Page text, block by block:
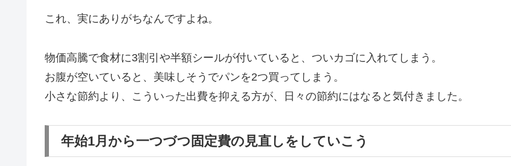
これ、実にありがちなんですよね。
物価高騰で食材に3割引や半額シールが付いていると、ついカゴに入れてしまう。
お腹が空いていると、美味しそうでパンを2つ買ってしまう。
小さな節約より、こういった出費を抑える方が、日々の節約にはなると気付きました。
年始1月から一つづつ固定費の見直しをしていこう